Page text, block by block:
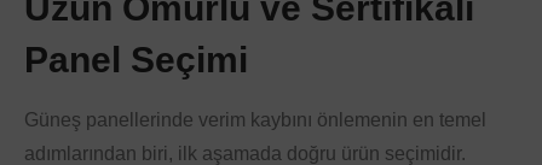
Panel Seçimi
Güneş panellerinde verim kaybını önlemenin en temel
adımlarından biri, ilk aşamada doğru ürün seçimidir.